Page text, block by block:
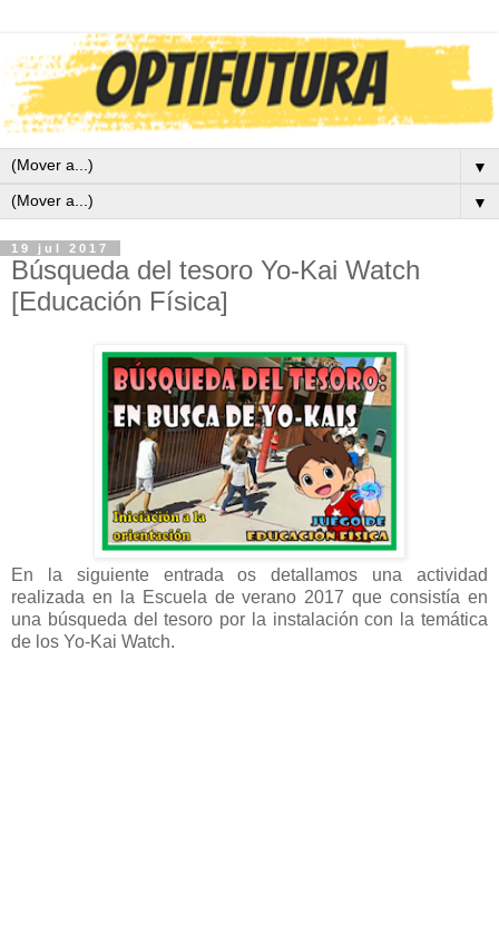
▼
▼
19 jul 2017
Búsqueda del tesoro Yo-Kai Watch
[Educación Física]
En la siguiente entrada os detallamos una actividad
realizada en la Escuela de verano 2017 que consistía en
una búsqueda del tesoro por la instalación con la temática
de los Yo-Kai Watch.